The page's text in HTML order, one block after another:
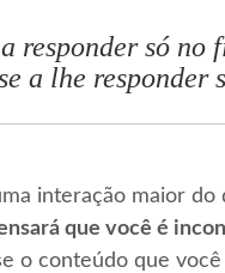
responder só
a lhe responder
interação maior do
que você é
o conteúdo que